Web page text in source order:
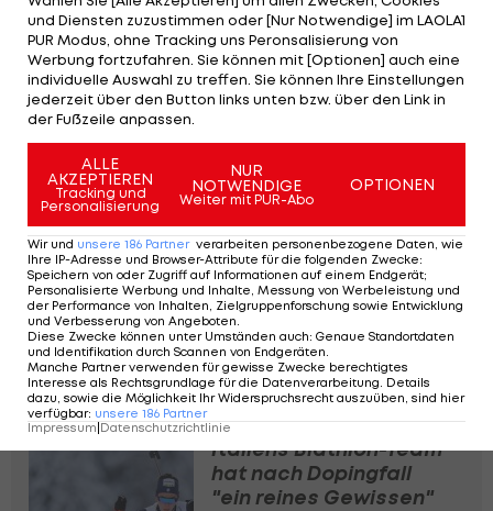
aber bereits rund 1:20 Minuten.
Die Ex-Weltmeisterin benötigt vier Nachlader,
wodurch sie noch eine Position und viel Zeit
verliert.
Die nächsten Bewerbe sind die Einzelrennen der
Männer am Dienstag und der Frauen am
Mittwoch.
Björndalen exklusiv:
Warum Österreich
nicht Norwegen sein
kann
Biathlon
Italiens Biathlon-Team
hat nach Dopingfall
"ein reines Gewissen"
und Diensten zuzustimmen oder [Nur Notwendige] im LAOLA1
PUR Modus, ohne Tracking uns Peronsalisierung von
Werbung fortzufahren. Sie können mit [Optionen] auch eine
individuelle Auswahl zu treffen. Sie können Ihre Einstellungen
jederzeit über den Button links unten bzw. über den Link in
der Fußzeile anpassen.
ALLE
AKZEPTIEREN
Tracking und
Personalisierung
NUR
NOTWENDIGE
Weiter mit PUR-Abo
OPTIONEN
Wir und unsere 186 Partner verarbeiten personenbezogene Daten, wie
Ihre IP-Adresse und Browser-Attribute für die folgenden Zwecke:
Speichern von oder Zugriff auf Informationen auf einem Endgerät;
Personalisierte Werbung und Inhalte, Messung von Werbeleistung und
der Performance von Inhalten, Zielgruppenforschung sowie Entwicklung
und Verbesserung von Angeboten.
Diese Zwecke können unter Umständen auch: Genaue Standortdaten
und Identifikation durch Scannen von Endgeräten.
Manche Partner verwenden für gewisse Zwecke berechtigtes
Interesse als Rechtsgrundlage für die Datenverarbeitung. Details
dazu, sowie die Möglichkeit Ihr Widerspruchsrecht auszuüben, sind hier
verfügbar: unsere 186 Partner
Impressum Datenschutzrichtlinie